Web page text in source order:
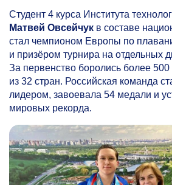
Студент 4 курса Института
Матвей Овсейчук в составе
стал чемпионом Европы по
и призёром турнира на отдельных
За первенство боролись более
из 32 стран. Российская команда
лидером, завоевала 54 медали и
мировых рекорда.